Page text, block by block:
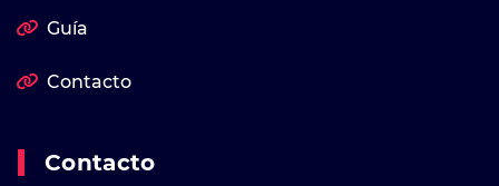
Guía
Contacto
Contacto